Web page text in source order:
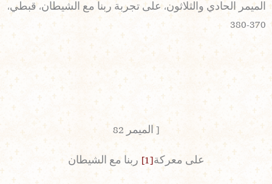
الميمر الحادي والثلاثون، على تجربة ربنا مع الشيطان، قبطي،
370-380
[ الميمر 82
على معركة[1] ربنا مع الشيطان